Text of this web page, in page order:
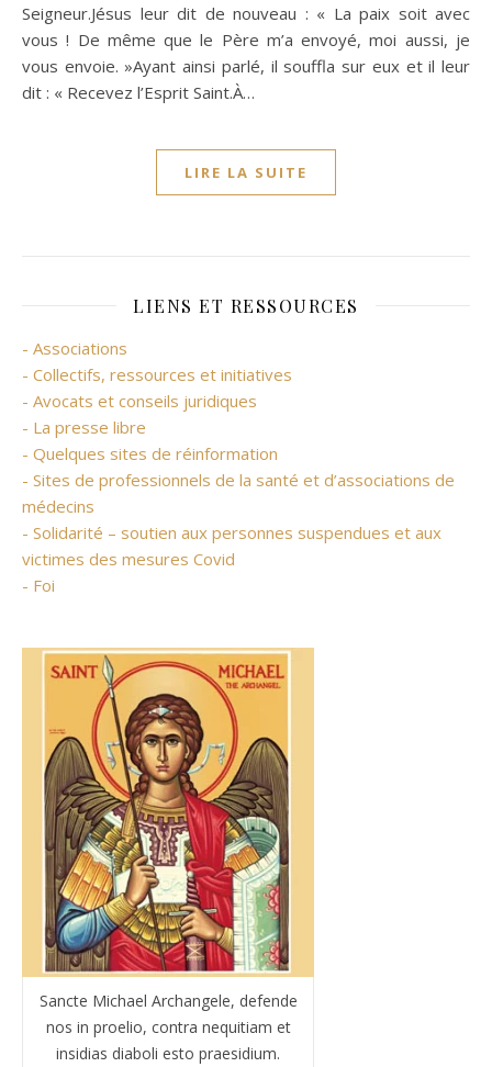
Seigneur.Jésus leur dit de nouveau : « La paix soit avec
vous ! De même que le Père m’a envoyé, moi aussi, je
vous envoie. »Ayant ainsi parlé, il souffla sur eux et il leur
dit : « Recevez l’Esprit Saint.À…
LIRE LA SUITE
LIENS ET RESSOURCES
- Associations
- Collectifs, ressources et initiatives
- Avocats et conseils juridiques
- La presse libre
- Quelques sites de réinformation
- Sites de professionnels de la santé et d’associations de
médecins
- Solidarité – soutien aux personnes suspendues et aux
victimes des mesures Covid
- Foi
Sancte Michael Archangele, defende
nos in proelio, contra nequitiam et
insidias diaboli esto praesidium.